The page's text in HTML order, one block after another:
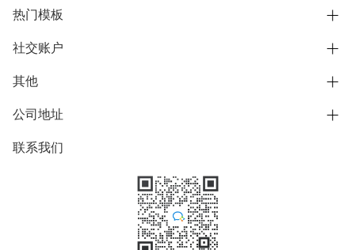
别墅设计营销
模型协同展示分享
别墅社区
别墅模板
热门模板
欧式别墅
中式别墅
日式别墅
社交账户
B站
抖音
微信公众号
其他
用户服务协议
隐私政策
公司地址
上海市浦东新区东方路1215-1217号
联系我们